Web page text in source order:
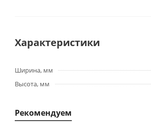
Характеристики
Ширина, мм
Высота, мм
Рекомендуем